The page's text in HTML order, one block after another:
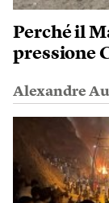
Perché il
pressione
Alexandre